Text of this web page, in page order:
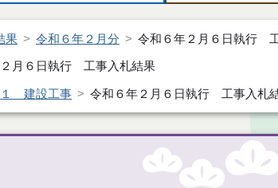
果 令和６年２月分 令和６年２月６日執行
月６日執行 工事入札結果
１ 建設工事 令和６年２月６日執行 工事入札